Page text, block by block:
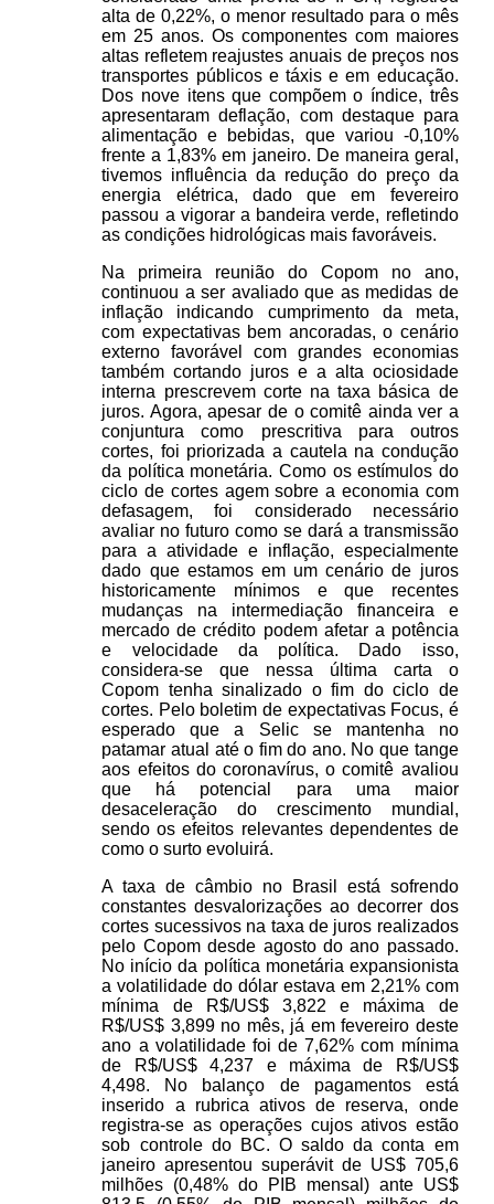
alta de 0,22%, o menor resultado para o mês
em 25 anos. Os componentes com maiores
altas refletem reajustes anuais de preços nos
transportes públicos e táxis e em educação.
Dos nove itens que compõem o índice, três
apresentaram deflação, com destaque para
alimentação e bebidas, que variou -0,10%
frente a 1,83% em janeiro. De maneira geral,
tivemos influência da redução do preço da
energia elétrica, dado que em fevereiro
passou a vigorar a bandeira verde, refletindo
as condições hidrológicas mais favoráveis.
Na primeira reunião do Copom no ano,
continuou a ser avaliado que as medidas de
inflação indicando cumprimento da meta,
com expectativas bem ancoradas, o cenário
externo favorável com grandes economias
também cortando juros e a alta ociosidade
interna prescrevem corte na taxa básica de
juros. Agora, apesar de o comitê ainda ver a
conjuntura como prescritiva para outros
cortes, foi priorizada a cautela na condução
da política monetária. Como os estímulos do
ciclo de cortes agem sobre a economia com
defasagem, foi considerado necessário
avaliar no futuro como se dará a transmissão
para a atividade e inflação, especialmente
dado que estamos em um cenário de juros
historicamente mínimos e que recentes
mudanças na intermediação financeira e
mercado de crédito podem afetar a potência
e velocidade da política. Dado isso,
considera-se que nessa última carta o
Copom tenha sinalizado o fim do ciclo de
cortes. Pelo boletim de expectativas Focus, é
esperado que a Selic se mantenha no
patamar atual até o fim do ano. No que tange
aos efeitos do coronavírus, o comitê avaliou
que há potencial para uma maior
desaceleração do crescimento mundial,
sendo os efeitos relevantes dependentes de
como o surto evoluirá.
A taxa de câmbio no Brasil está sofrendo
constantes desvalorizações ao decorrer dos
cortes sucessivos na taxa de juros realizados
pelo Copom desde agosto do ano passado.
No início da política monetária expansionista
a volatilidade do dólar estava em 2,21% com
mínima de R$/US$ 3,822 e máxima de
R$/US$ 3,899 no mês, já em fevereiro deste
ano a volatilidade foi de 7,62% com mínima
de R$/US$ 4,237 e máxima de R$/US$
4,498. No balanço de pagamentos está
inserido a rubrica ativos de reserva, onde
registra-se as operações cujos ativos estão
sob controle do BC. O saldo da conta em
janeiro apresentou superávit de US$ 705,6
milhões (0,48% do PIB mensal) ante US$